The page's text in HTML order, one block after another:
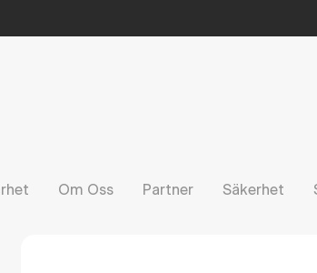
Om Oss Partner Säkerhet